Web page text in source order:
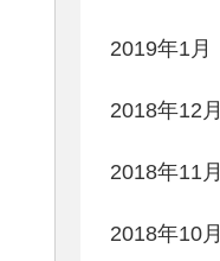
2019年1月
2018年12月
2018年11月
2018年10月